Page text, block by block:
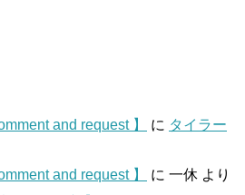
and request 】 に タイラー
and request 】
に 一休 より